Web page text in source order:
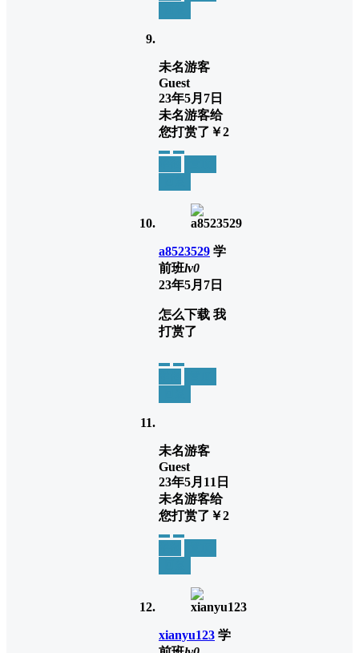
未名游客
Guest
23年5月7日
未名游客给
您打赏了 ￥2
a8523529 学
前班lv0
23年5月7日
怎么下载 我
打赏了
未名游客
Guest
23年5月11日
未名游客给
您打赏了 ￥2
xianyu123 学